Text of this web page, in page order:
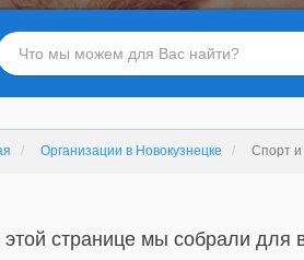
Организации в Новокузнецке Спорт
странице мы собрали для